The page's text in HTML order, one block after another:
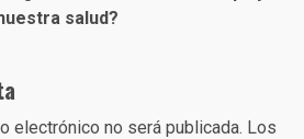
salud?
electrónico no será publicada. Los